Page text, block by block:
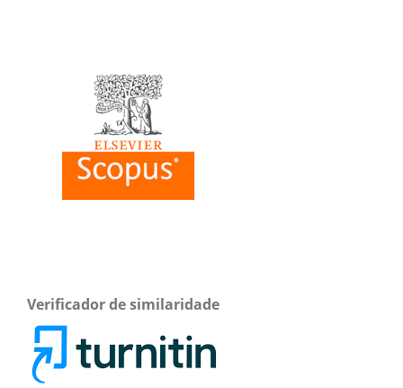
Verificador de similaridade